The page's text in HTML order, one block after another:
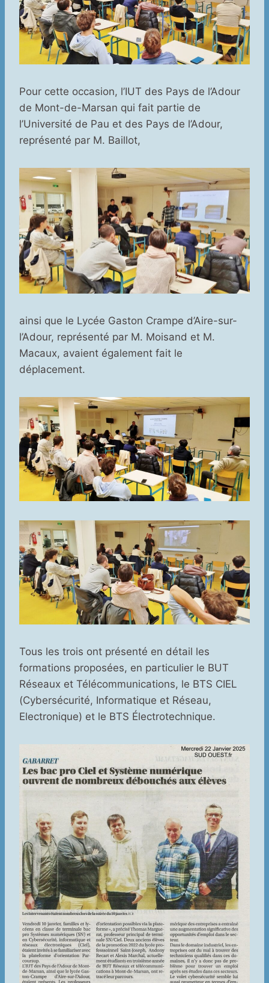
Pour cette occasion, l’IUT des Pays de l’Adour
de Mont-de-Marsan qui fait partie de
l’Université de Pau et des Pays de l’Adour,
représenté par M. Baillot,
ainsi que le Lycée Gaston Crampe d’Aire-sur-
l’Adour, représenté par M. Moisand et M.
Macaux, avaient également fait le
déplacement.
Tous les trois ont présenté en détail les
formations proposées, en particulier le BUT
Réseaux et Télécommunications, le BTS CIEL
(Cybersécurité, Informatique et Réseau,
Electronique) et le BTS Électrotechnique.